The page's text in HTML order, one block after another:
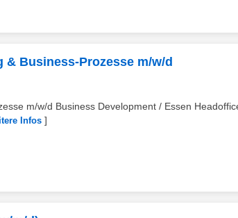
Business-Prozesse m/w/d
m/w/d Business Development / Essen
Infos ]